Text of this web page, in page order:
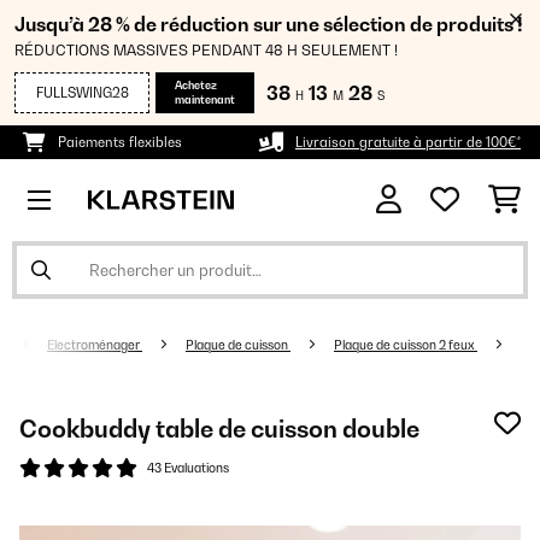
Jusqu’à 28 % de réduction sur une sélection de produits !
RÉDUCTIONS MASSIVES PENDANT 48 H SEULEMENT !
FULLSWING28
Achetez
maintenant
38 H 13 M 27 S
Paiements flexibles Livraison gratuite à partir de 100€*
Electroménager Plaque de cuisson Plaque de cuisson 2 feux
Cookbuddy table de cuisson double
43 Evaluations